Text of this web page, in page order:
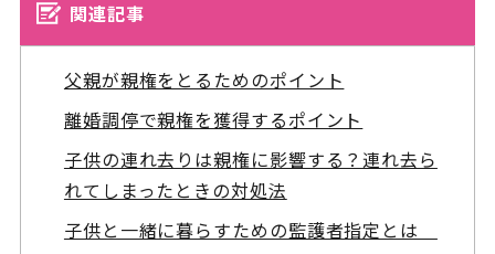
関連記事
父親が親権をとるためのポイント
離婚調停で親権を獲得するポイント
子供の連れ去りは親権に影響する？連れ去ら
れてしまったときの対処法
子供と一緒に暮らすための監護者指定とは